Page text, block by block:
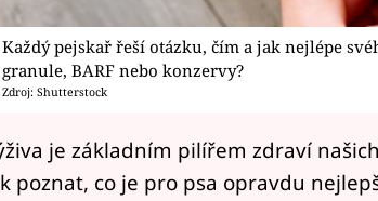
Každý pejskař řeší otázku, čím a jak nejlépe
granule, BARF nebo konzervy?
Zdroj: Shutterstock
je základním pilířem zdraví
poznat, co je pro psa opravdu